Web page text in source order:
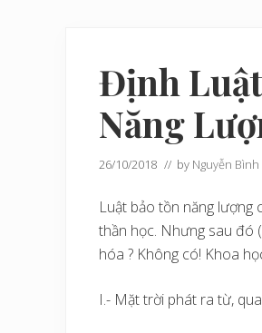
Định Luật
Năng
26/10/2018 // by Nguyễn Bình
Luật bảo tồn năng lượng
thần học. Nhưng sau đó
hóa ? Không có! Khoa
I.- Mặt trời phát ra từ,